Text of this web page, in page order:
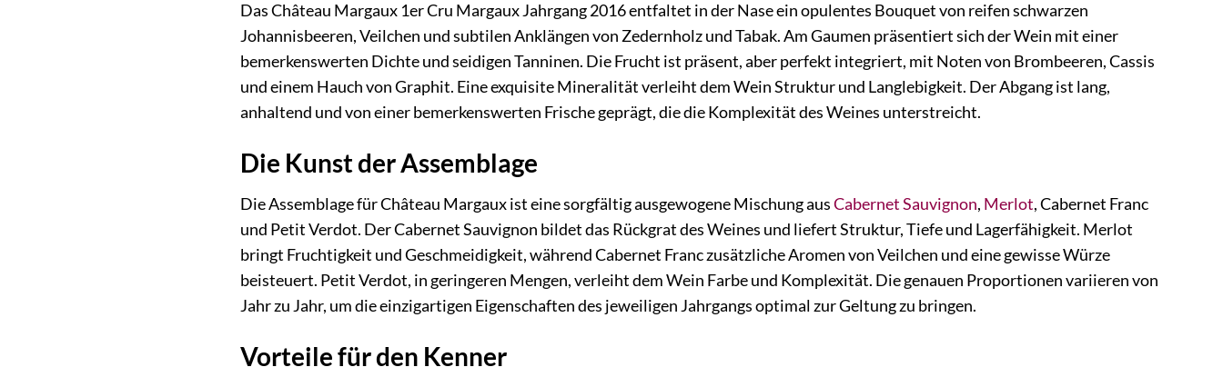
Das Château Margaux 1er Cru Margaux Jahrgang 2016 entfaltet in der Nase ein opulentes Bouquet von reifen schwarzen
Johannisbeeren, Veilchen und subtilen Anklängen von Zedernholz und Tabak. Am Gaumen präsentiert sich der Wein mit einer
bemerkenswerten Dichte und seidigen Tanninen. Die Frucht ist präsent, aber perfekt integriert, mit Noten von Brombeeren, Cassis
und einem Hauch von Graphit. Eine exquisite Mineralität verleiht dem Wein Struktur und Langlebigkeit. Der Abgang ist lang,
anhaltend und von einer bemerkenswerten Frische geprägt, die die Komplexität des Weines unterstreicht.
Die Kunst der Assemblage
Die Assemblage für Château Margaux ist eine sorgfältig ausgewogene Mischung ausCabernet Sauvignon, Merlot, Cabernet Franc
und Petit Verdot. Der Cabernet Sauvignon bildet das Rückgrat des Weines und liefert Struktur, Tiefe und Lagerfähigkeit. Merlot
bringt Fruchtigkeit und Geschmeidigkeit, während Cabernet Franc zusätzliche Aromen von Veilchen und eine gewisse Würze
beisteuert. Petit Verdot, in geringeren Mengen, verleiht dem Wein Farbe und Komplexität. Die genauen Proportionen variieren von
Jahr zu Jahr, um die einzigartigen Eigenschaften des jeweiligen Jahrgangs optimal zur Geltung zu bringen.
Vorteile für den Kenner